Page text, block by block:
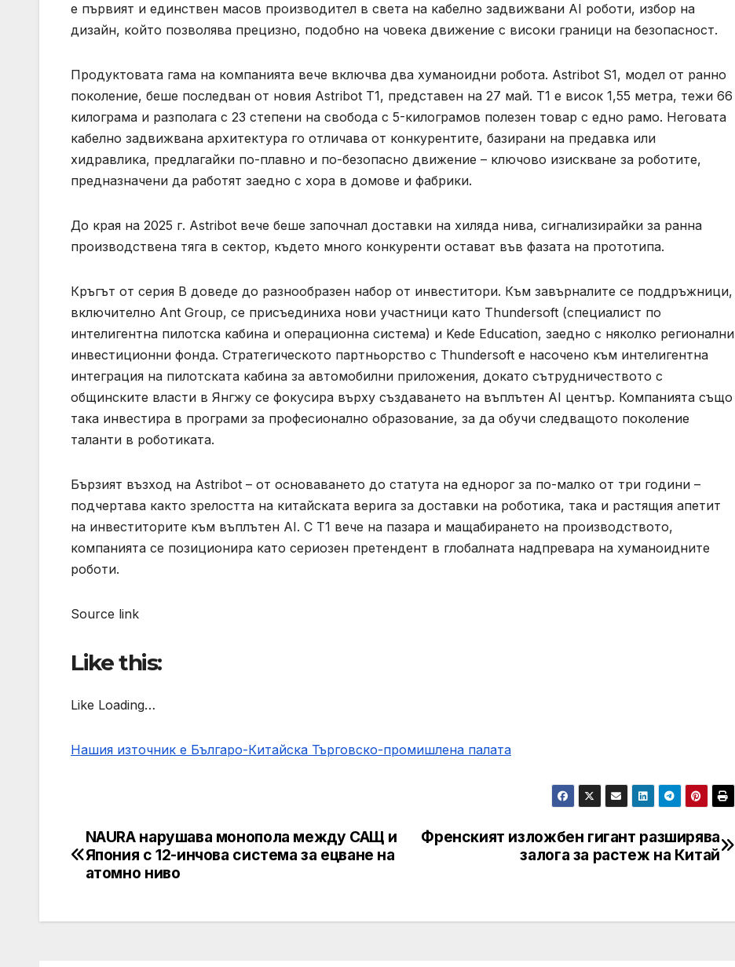
е първият и единствен масов производител в света на кабелно задвижвани AI роботи, избор на
дизайн, който позволява прецизно, подобно на човека движение с високи граници на безопасност.
Продуктовата гама на компанията вече включва два хуманоидни робота. Astribot S1, модел от ранно
поколение, беше последван от новия Astribot T1, представен на 27 май. T1 е висок 1,55 метра, тежи 66
килограма и разполага с 23 степени на свобода с 5-килограмов полезен товар с едно рамо. Неговата
кабелно задвижвана архитектура го отличава от конкурентите, базирани на предавка или
хидравлика, предлагайки по-плавно и по-безопасно движение – ключово изискване за роботите,
предназначени да работят заедно с хора в домове и фабрики.
До края на 2025 г. Astribot вече беше започнал доставки на хиляда нива, сигнализирайки за ранна
производствена тяга в сектор, където много конкуренти остават във фазата на прототипа.
Кръгът от серия B доведе до разнообразен набор от инвеститори. Към завърналите се поддръжници,
включително Ant Group, се присъединиха нови участници като Thundersoft (специалист по
интелигентна пилотска кабина и операционна система) и Kede Education, заедно с няколко регионални
инвестиционни фонда. Стратегическото партньорство с Thundersoft е насочено към интелигентна
интеграция на пилотската кабина за автомобилни приложения, докато сътрудничеството с
общинските власти в Янгжу се фокусира върху създаването на въплътен AI център. Компанията също
така инвестира в програми за професионално образование, за да обучи следващото поколение
таланти в роботиката.
Бързият възход на Astribot – от основаването до статута на еднорог за по-малко от три години –
подчертава както зрелостта на китайската верига за доставки на роботика, така и растящия апетит
на инвеститорите към въплътен AI. С T1 вече на пазара и мащабирането на производството,
компанията се позиционира като сериозен претендент в глобалната надпревара на хуманоидните
роботи.
Source link
Like this:
Like Loading…
Нашия източник е Българо-Китайска Търговско-промишлена палaта
Post
navigation
Френският изложбен гигант разширява
залога за растеж на Китай
NAURA нарушава монопола между САЩ и
Япония с 12-инчова система за ецване на
атомно ниво